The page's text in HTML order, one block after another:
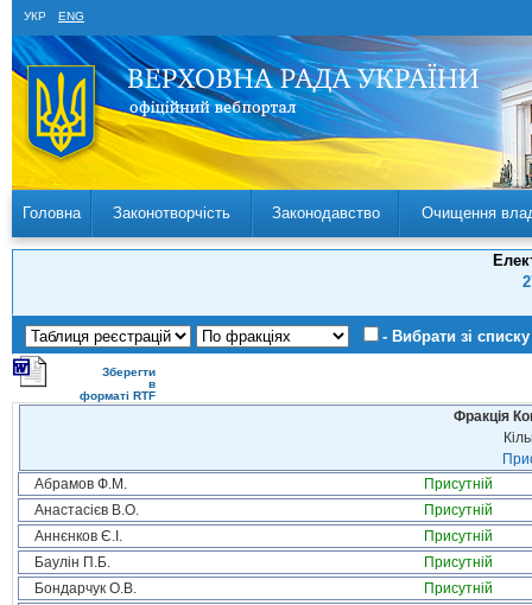
УКР ENG
Головна Законотворчість Законодавство Очищення
- Вибрати зі списку
Зберегти
в
форматі RTF
Фракція
Абрамов Ф.М.
Присутній
Анастасієв В.О.
Присутній
Аннєнков Є.І.
Присутній
Баулін П.Б.
Присутній
Бондарчук О.В.
Присутній